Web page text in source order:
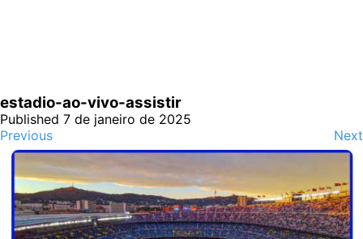
estadio-ao-vivo-assistir
Published 7 de janeiro de 2025
Previous
Next